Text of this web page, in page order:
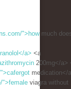
">howmuch
a> <a
200mg</a>
medication</
">female viagra without